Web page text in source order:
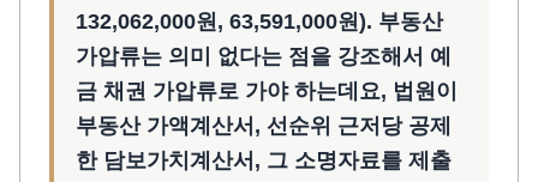
132,062,000원, 63,591,000원). 부동산
가압류는 의미 없다는 점을 강조해서 예
금 채권 가압류로 가야 하는데요, 법원이
부동산 가액계산서, 선순위 근저당 공제
한 담보가치계산서, 그 소명자료를 제출